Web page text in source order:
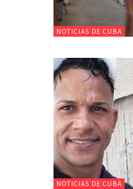
NOTICIAS DE CUBA
NOTICIAS DE CUBA